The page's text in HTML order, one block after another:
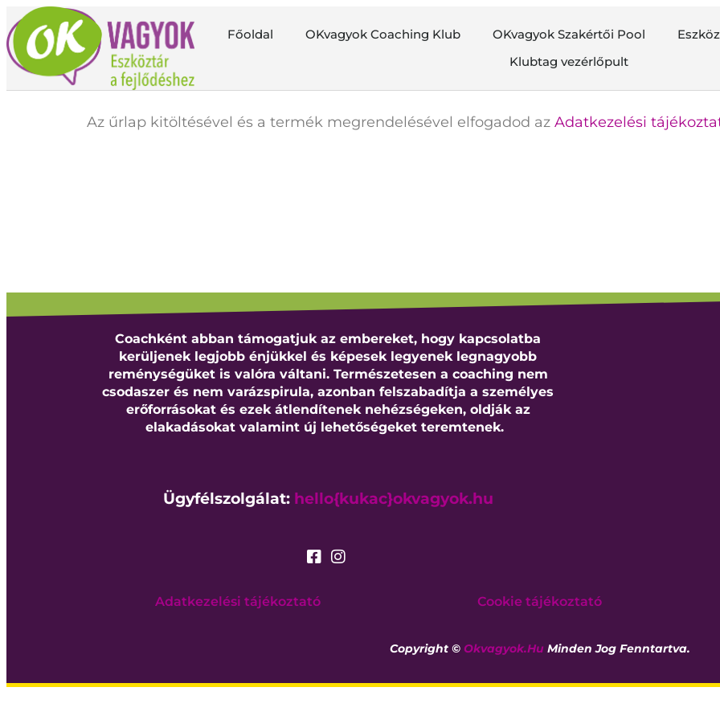
Főoldal OKvagyok Coaching Klub OKvagyok Szakértői Pool
Klubtag vezérlőpult
Az űrlap kitöltésével és a termék megrendelésével elfogadod az Adatkezelési
Coachként abban támogatjuk az embereket, hogy kapcsolatba
kerüljenek legjobb énjükkel és képesek legyenek legnagyobb
reménységüket is valóra váltani. Természetesen a coaching nem
csodaszer és nem varázspirula, azonban felszabadítja a személyes
erőforrásokat és ezek átlendítenek nehézségeken, oldják az
elakadásokat valamint új lehetőségeket teremtenek.
Ügyfélszolgálat: hello{kukac}okvagyok.hu
Adatkezelési tájékoztató Cookie tájékoztató
Copyright © Okvagyok.hu Minden Jog Fenntartva.